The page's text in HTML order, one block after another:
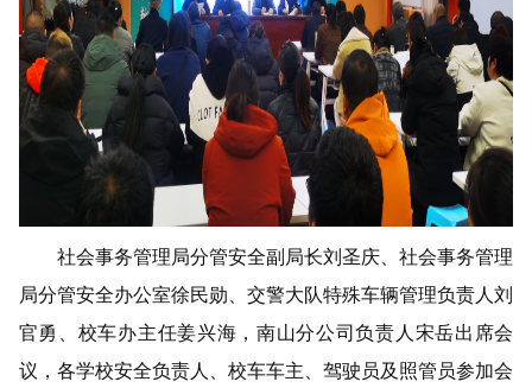
社会事务管理局分管安全副局长刘圣庆、社会事务管理
局分管安全办公室徐民勋、交警大队特殊车辆管理负责人刘
官勇、校车办主任姜兴海 ，南山分公司负责人宋岳出席会
议，各学校安全负责人、校车车主、驾驶员及照管员参加会